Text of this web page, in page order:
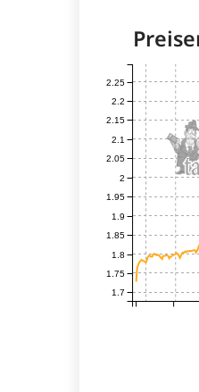
1.7
1.75
1.8
1.85
1.9
1.95
2
2.05
2.1
2.15
2.2
2.25